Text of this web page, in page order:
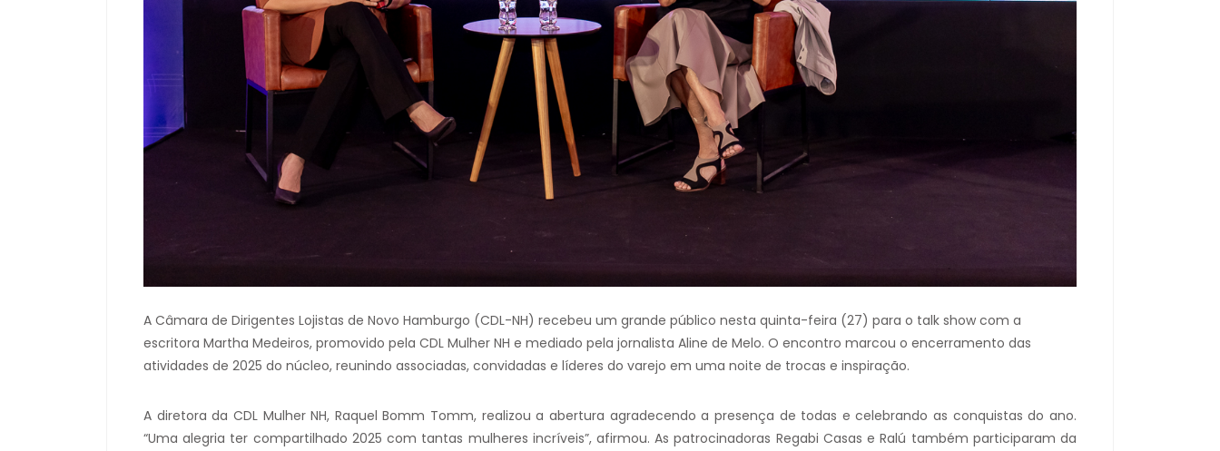
A Câmara de Dirigentes Lojistas de Novo Hamburgo (CDL-NH) recebeu um grande público nesta quinta-feira (27) para o talk show com a
escritora Martha Medeiros, promovido pela CDL Mulher NH e mediado pela jornalista Aline de Melo. O encontro marcou o encerramento das
atividades de 2025 do núcleo, reunindo associadas, convidadas e líderes do varejo em uma noite de trocas e inspiração.
A diretora da CDL Mulher NH, Raquel Bomm Tomm, realizou a abertura agradecendo a presença de todas e celebrando as conquistas do ano.
“Uma alegria ter compartilhado 2025 com tantas mulheres incríveis”, afirmou. As patrocinadoras Regabi Casas e Ralú também participaram da